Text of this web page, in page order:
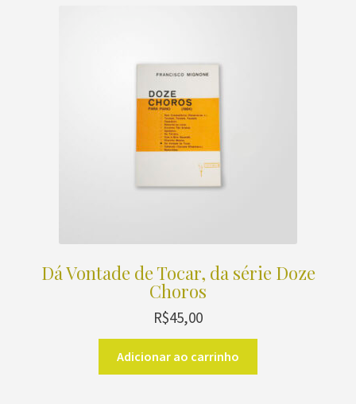
Dá Vontade de Tocar, da série Doze
Choros
R$45,00
Adicionar ao carrinho